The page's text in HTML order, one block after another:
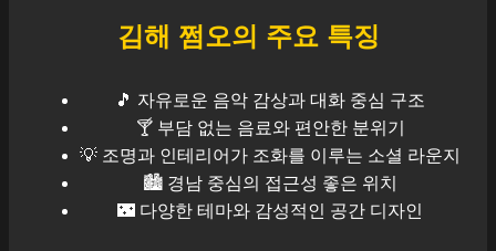
김해 쩜오의 주요 특징
🎵 자유로운 음악 감상과 대화 중심 구조
🍸 부담 없는 음료와 편안한 분위기
💡 조명과 인테리어가 조화를 이루는 소셜 라운지
🏙️ 경남 중심의 접근성 좋은 위치
🌃 다양한 테마와 감성적인 공간 디자인